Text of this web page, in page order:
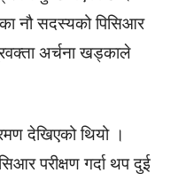
नौ सदस्यको पिसिआर
अर्चना खड्काले
देखिएको थियो ।
परीक्षण गर्दा थप दुई